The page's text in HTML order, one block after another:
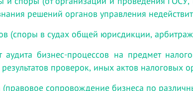
решений органов управления
(споры в судах общей юрисдикции,
аудита бизнес-процессов на предмет
проверок, иных актов налоговых
(правовое сопровождение бизнеса по